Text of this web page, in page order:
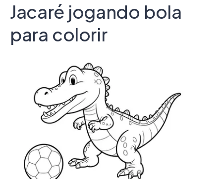
Jacaré jogando bola
para colorir